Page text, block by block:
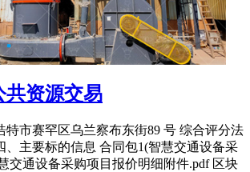
共资源交易
特市赛罕区乌兰察布东街89 号 综合评分法
、主要标的信息 合同包1(智慧交通设备采
交通设备采购项目报价明细附件.pdf 区块